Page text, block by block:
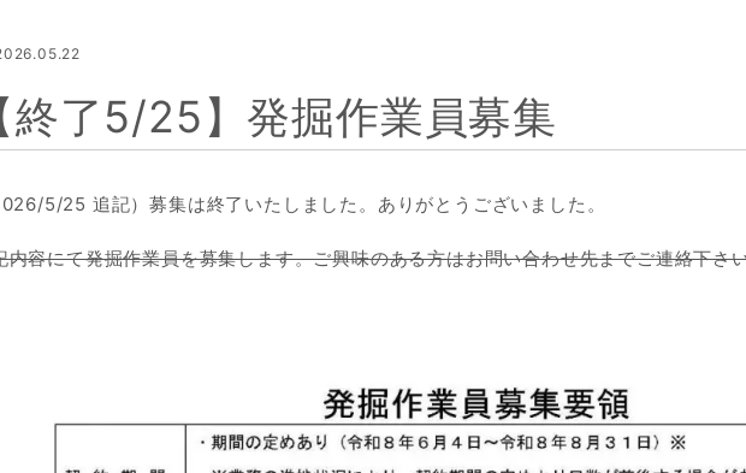
終了5/25】発掘作業員募集
5/25 追記）募集は終了いたしました。ありがとうございました。
内容にて発掘作業員を募集します。ご興味のある方はお問い合わせ先までご連絡下さ